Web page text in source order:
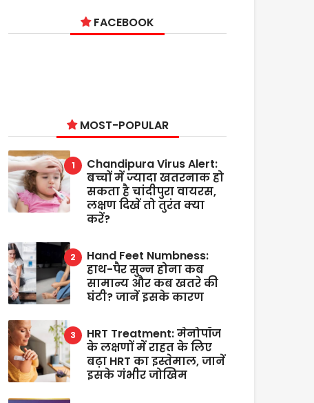
FACEBOOK
MOST-POPULAR
Chandipura Virus Alert:
बच्चों में ज्यादा खतरनाक हो
सकता है चांदीपुरा वायरस,
लक्षण दिखें तो तुरंत क्या
करें?
Hand Feet Numbness:
हाथ-पैर सुन्न होना कब
सामान्य और कब खतरे की
घंटी? जानें इसके कारण
HRT Treatment: मेनोपॉज
के लक्षणों में राहत के लिए
बढ़ा HRT का इस्तेमाल, जानें
इसके गंभीर जोखिम